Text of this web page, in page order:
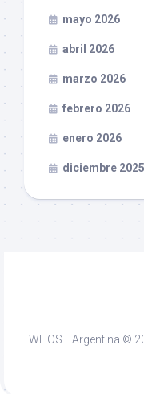
mayo 2026
abril 2026
marzo 2026
febrero 2026
enero 2026
diciembre 2025
WHOST Argentina ©